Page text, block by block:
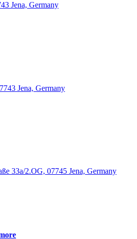
Jena, Germany
Jena, Germany
33a/2.OG, 07745 Jena, Germany